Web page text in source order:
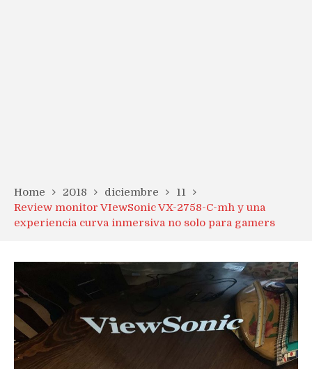
Home 2018 diciembre
11
Review monitor VIewSonic VX-2758-C-mh y una
experiencia curva inmersiva no solo para gamers